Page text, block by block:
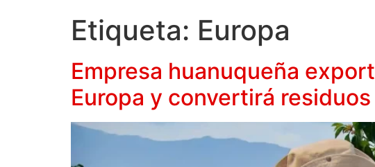
Etiqueta: Europa
Empresa huanuqueña
Europa y convertirá